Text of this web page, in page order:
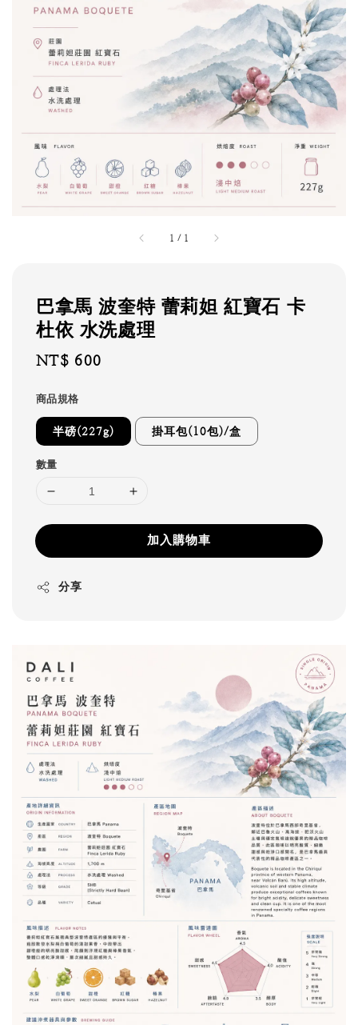
1 / 1
巴拿馬 波奎特 蕾莉妲 紅寶石 卡
杜依 水洗處理
Regular
NT$ 600
商品規格
半磅(227g) 掛耳包(10包)/盒
數量
加入購物車
分享